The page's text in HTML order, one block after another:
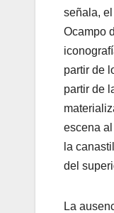
señala,
Ocampo
partir de
partir de
escena
la
del
La